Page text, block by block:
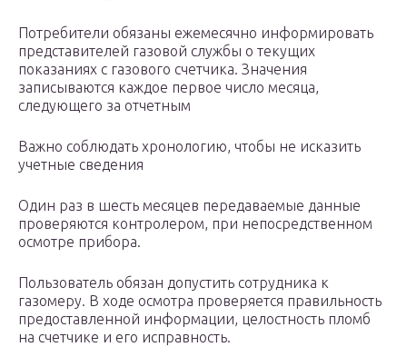
Потребители обязаны ежемесячно информировать
представителей газовой службы о текущих
показаниях с газового счетчика. Значения
записываются каждое первое число месяца,
следующего за отчетным
Важно соблюдать хронологию, чтобы не исказить
учетные сведения
Один раз в шесть месяцев передаваемые данные
проверяются контролером, при непосредственном
осмотре прибора.
Пользователь обязан допустить сотрудника к
газомеру. В ходе осмотра проверяется правильность
предоставленной информации, целостность пломб
на счетчике и его исправность.